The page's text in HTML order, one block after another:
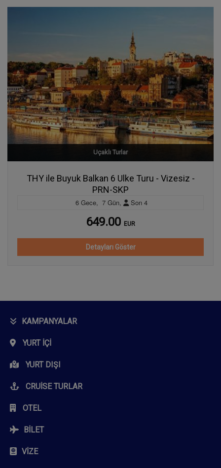
Uçaklı Turlar
THY ile Buyuk Balkan 6 Ulke Turu - Vizesiz -
PRN-SKP
6 Gece, 7 Gün, Son 4
649.00 EUR
Detayları Göster
KAMPANYALAR
YURT İÇI
YURT DIŞI
CRUISE TURLAR
OTEL
BILET
VIZE